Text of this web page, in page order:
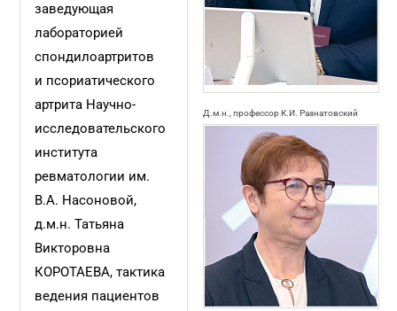
Д.м.н., профессор К.И. Разнатовский
заведующая
лабораторией
спондилоартритов
и псориатического
артрита Научно-
исследовательского
института
ревматологии им.
В.А. Насоновой,
д.м.н. Татьяна
Викторовна
КОРОТАЕВА, тактика
ведения пациентов